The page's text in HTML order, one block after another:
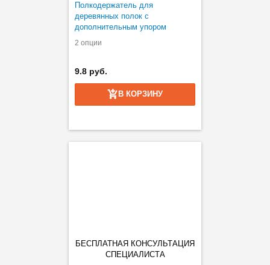
Полкодержатель для
деревянных полок с
дополнительным упором
2 опции
9.8 руб.
В КОРЗИНУ
БЕСПЛАТНАЯ КОНСУЛЬТАЦИЯ
СПЕЦИАЛИСТА